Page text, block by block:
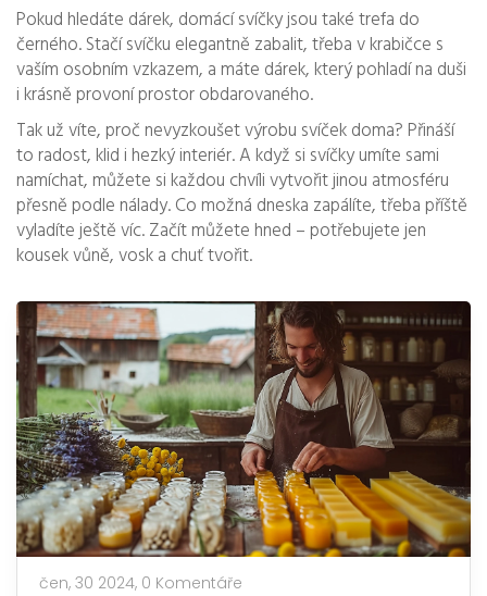
Pokud hledáte dárek, domácí svíčky jsou také trefa do
černého. Stačí svíčku elegantně zabalit, třeba v krabičce s
vaším osobním vzkazem, a máte dárek, který pohladí na duši
i krásně provoní prostor obdarovaného.
Tak už víte, proč nevyzkoušet výrobu svíček doma? Přináší
to radost, klid i hezký interiér. A když si svíčky umíte sami
namíchat, můžete si každou chvíli vytvořit jinou atmosféru
přesně podle nálady. Co možná dneska zapálíte, třeba příště
vyladíte ještě víc. Začít můžete hned – potřebujete jen
kousek vůně, vosk a chuť tvořit.
čen, 30 2024, 0 Komentáře